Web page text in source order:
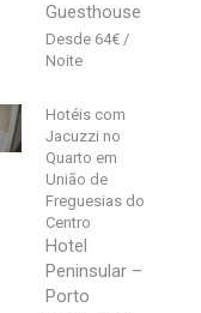
Guesthouse
64€
Hotéis com
Jacuzzi no
Quarto em
União de
Freguesias do
Centro
Hotel
Peninsular –
Porto